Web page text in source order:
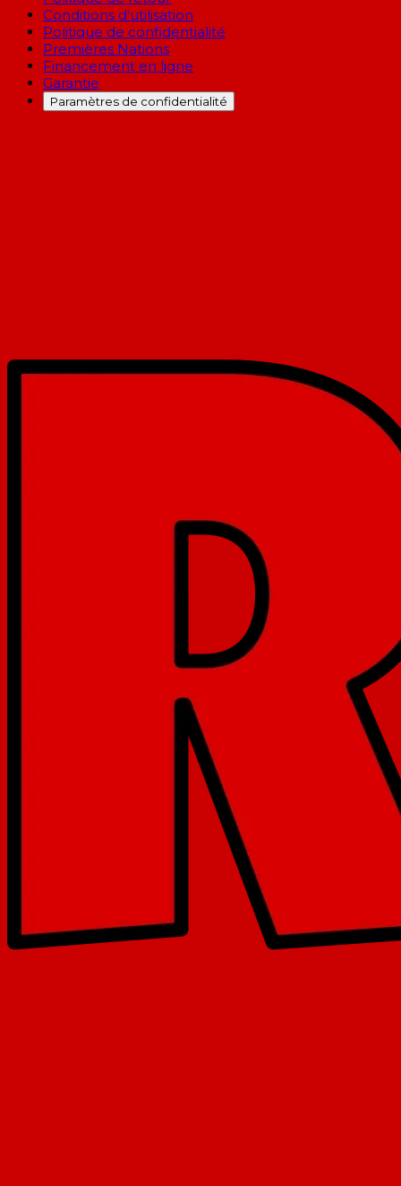
Conditions d'utilisation
Politique de confidentialité
Premières Nations
Financement en ligne
Garantie
Paramètres de confidentialité